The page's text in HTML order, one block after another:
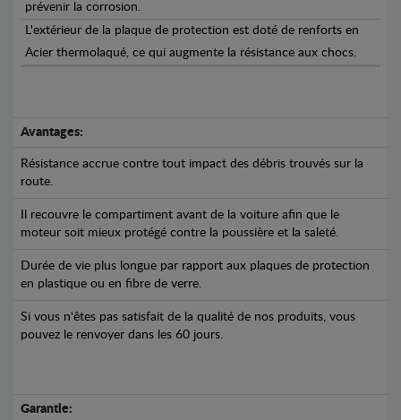
prévenir la corrosion.
L'extérieur de la plaque de protection est doté de renforts en
Acier thermolaqué, ce qui augmente la résistance aux chocs.
Avantages:
Résistance accrue contre tout impact des débris trouvés sur la
route.
Il recouvre le compartiment avant de la voiture afin que le
moteur soit mieux protégé contre la poussière et la saleté.
Durée de vie plus longue par rapport aux plaques de protection
en plastique ou en fibre de verre.
Si vous n'êtes pas satisfait de la qualité de nos produits, vous
pouvez le renvoyer dans les 60 jours.
Garantie: